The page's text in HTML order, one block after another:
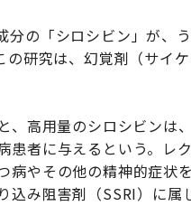
の「シロシビン」が、
研究は、幻覚剤（サイケ
、高用量のシロシビンは
患者に与えるという。レ
病やその他の精神的症状
み阻害剤（SSRI）に属